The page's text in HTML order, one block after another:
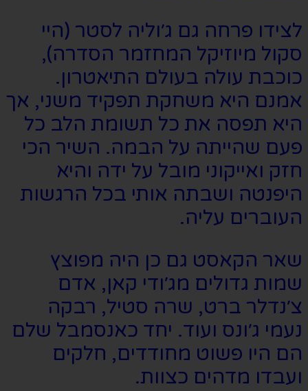
לצידו פרחה גם ג׳וליה לסטר (היי
סקול מיוזיקל המחזמר הסדרה),
כוכבת עולה בעולם התיאטרון.
אמנם היא משחקת תפקיד משני, אך
היא תפסה את כל תשומת הלב כל
פעם שהייתה על הבמה. השיר הכי
חזק ואייקוני מובל על ידה והיא
היפנטה ושבתה אותי בכל הרגשות
העוברים עליה.
שאר הקאסט גם כן היה מפוצץ
שמות גדולים מג׳ודי קאן, אדם
צ׳נדלר ברט, שרה סטיל, רבקה
נעמי ג׳ונס ועוד. יחד כאנסמבל שלם
הם היו פשוט מחודדים, חלקים
ועבדו מדהים כצוות.